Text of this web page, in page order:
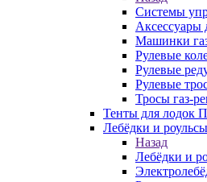
Системы
Машинки
Рулевые
Рулевые
Рулевые
Тросы газ-
Тенты для лодок
Лебёдки и роульсы
Назад
Лебёдки и